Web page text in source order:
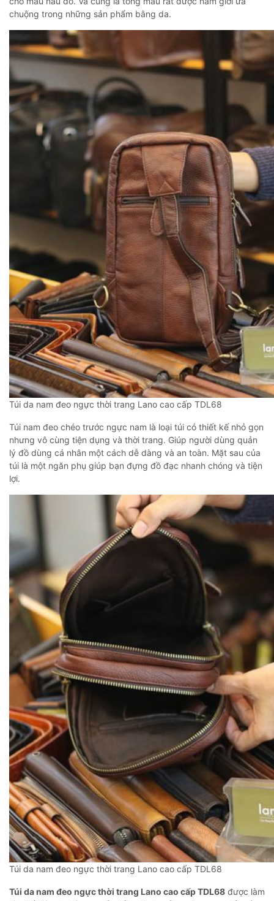
chuộng trong những sản phẩm bằng da.
Túi da nam đeo ngực thời trang Lano cao cấp TDL68
Túi nam đeo chéo trước ngực nam là loại túi có thiết kế nhỏ gọn
nhưng vô cùng tiện dụng và thời trang. Giúp người dùng quản
lý đồ dùng cá nhân một cách dễ dàng và an toàn. Mặt sau của
túi là một ngăn phụ giúp bạn đựng đồ đạc nhanh chóng và tiện
lợi.
Túi da nam đeo ngực thời trang Lano cao cấp TDL68
Túi da nam đeo ngực thời trang Lano cao cấp TDL68 được làm